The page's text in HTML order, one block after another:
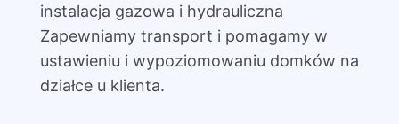
instalacja gazowa i hydrauliczna
Zapewniamy transport i pomagamy w
ustawieniu i wypoziomowaniu domków na
działce u klienta.